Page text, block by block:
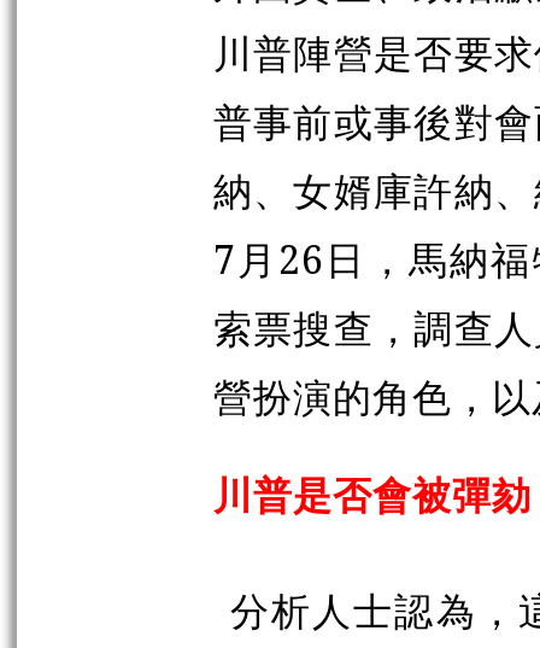
川普陣營是否要
普事前或事後對
納、女婿庫許納
7月26日，馬納
索票搜查，調查
營扮演的角色，
川普是否會被彈
分析人士認為，